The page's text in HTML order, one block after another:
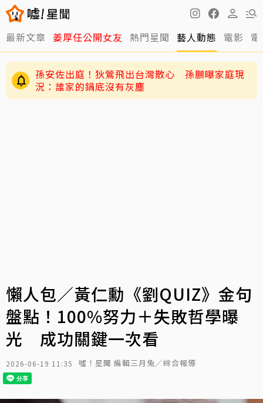
最新文章 姜厚任公開女友 熱門星聞 藝人動態 電影
孫安佐出庭！狄鶯飛出台灣散心 孫鵬曝家庭現
況：誰家的鍋底沒有灰塵
懶人包／黃仁勳《劉QUIZ》金句
盤點！100%努力＋失敗哲學曝
光 成功關鍵一次看
2026-06-19 11:35 噓！星聞 編輯三月兔／綜合報導